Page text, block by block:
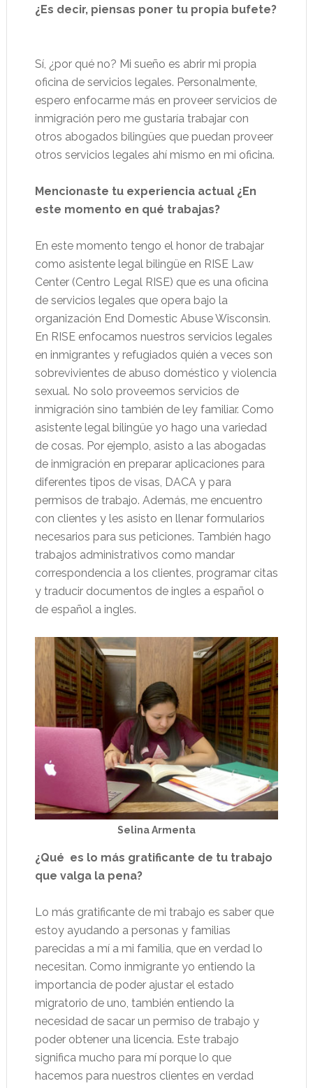
¿Es decir, piensas poner tu propia bufete?
Sí, ¿por qué no? Mi sueño es abrir mi propia
oficina de servicios legales. Personalmente,
espero enfocarme más en proveer servicios de
inmigración pero me gustaría trabajar con
otros abogados bilingües que puedan proveer
otros servicios legales ahí mismo en mi oficina.
Mencionaste tu experiencia actual ¿En
este momento en qué trabajas?
En este momento tengo el honor de trabajar
como asistente legal bilingüe en RISE Law
Center (Centro Legal RISE) que es una oficina
de servicios legales que opera bajo la
organización End Domestic Abuse Wisconsin.
En RISE enfocamos nuestros servicios legales
en inmigrantes y refugiados quién a veces son
sobrevivientes de abuso doméstico y violencia
sexual. No solo proveemos servicios de
inmigración sino también de ley familiar. Como
asistente legal bilingüe yo hago una variedad
de cosas. Por ejemplo, asisto a las abogadas
de inmigración en preparar aplicaciones para
diferentes tipos de visas, DACA y para
permisos de trabajo. Además, me encuentro
con clientes y les asisto en llenar formularios
necesarios para sus peticiones. También hago
trabajos administrativos como mandar
correspondencia a los clientes, programar citas
y traducir documentos de ingles a español o
de español a ingles.
Selina Armenta
¿Qué es lo más gratificante de tu trabajo
que valga la pena?
Lo más gratificante de mi trabajo es saber que
estoy ayudando a personas y familias
parecidas a mí a mi familia, que en verdad lo
necesitan. Como inmigrante yo entiendo la
importancia de poder ajustar el estado
migratorio de uno, también entiendo la
necesidad de sacar un permiso de trabajo y
poder obtener una licencia. Este trabajo
significa mucho para mí porque lo que
hacemos para nuestros clientes en verdad